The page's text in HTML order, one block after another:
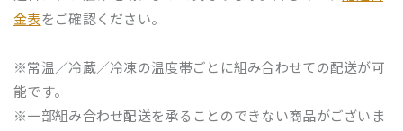
金表をご確認ください。
※常温／冷蔵／冷凍の温度帯ごとに組み合わせての配送が可
能です。
※一部組み合わせ配送を承ることのできない商品がございま